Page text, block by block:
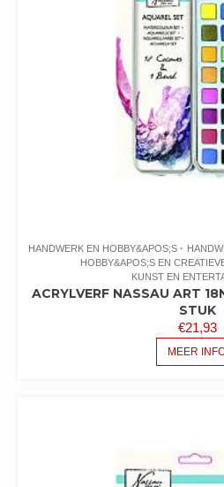
HANDWERK EN HOBBY&APOS;S
HOBBY&APOS;S EN
KUNST EN
ACRYLVERF NASSAU ART
STUK
€21,93
MEER